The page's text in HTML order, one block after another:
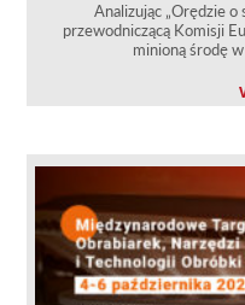
Analizując „Orędzie o
przewodniczącą Komisji
minioną środę